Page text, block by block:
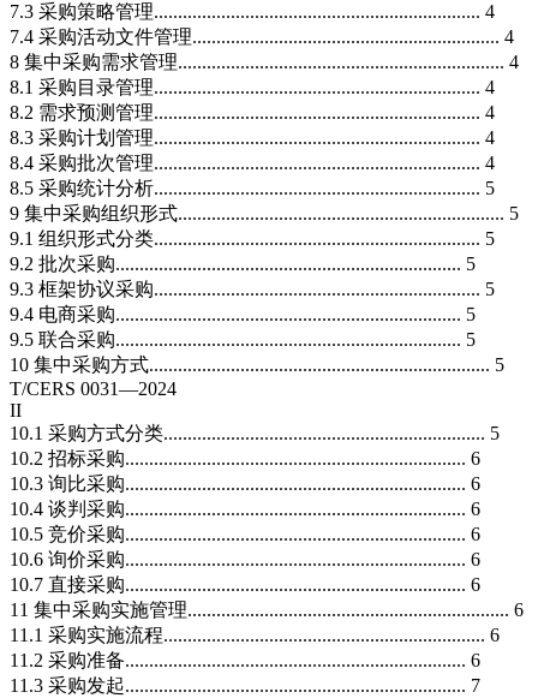
7.3 采购策略管理.................................................................... 4
7.4 采购活动文件管理................................................................ 4
8 集中采购需求管理.................................................................... 4
8.1 采购目录管理.................................................................... 4
8.2 需求预测管理.................................................................... 4
8.3 采购计划管理.................................................................... 4
8.4 采购批次管理.................................................................... 4
8.5 采购统计分析.................................................................... 5
9 集中采购组织形式.................................................................... 5
9.1 组织形式分类.................................................................... 5
9.2 批次采购........................................................................ 5
9.3 框架协议采购.................................................................... 5
9.4 电商采购........................................................................ 5
9.5 联合采购........................................................................ 5
10 集中采购方式....................................................................... 5
T/CERS 0031—2024
II
10.1 采购方式分类................................................................... 5
10.2 招标采购....................................................................... 6
10.3 询比采购....................................................................... 6
10.4 谈判采购....................................................................... 6
10.5 竞价采购....................................................................... 6
10.6 询价采购....................................................................... 6
10.7 直接采购....................................................................... 6
11 集中采购实施管理................................................................... 6
11.1 采购实施流程................................................................... 6
11.2 采购准备....................................................................... 6
11.3 采购发起....................................................................... 7